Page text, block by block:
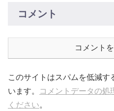
コメント
コメント
このサイトはスパムを低減す
います。
コメントデータの処
ください。